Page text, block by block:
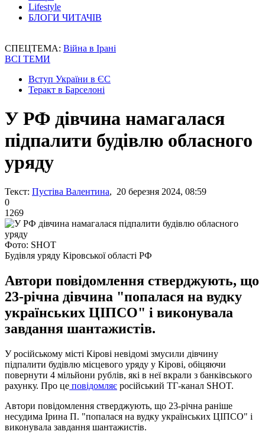
Lifestyle
БЛОГИ ЧИТАЧІВ
СПЕЦТЕМА: Війна в Ірані
ВСІ ТЕМИ
Вступ України в ЄС
Теракт в Барселоні
У РФ дівчина намагалася
підпалити будівлю обласного
уряду
Текст: Пустіва Валентина, 20 березня 2024, 08:59
0
1269
Фото: SHOT
Будівля уряду Кіровської області РФ
Автори повідомлення стверджують, що
23-річна дівчина "попалася на вудку
українських ЦІПСО" і виконувала
завдання шантажистів.
У російському місті Кірові невідомі змусили дівчину
підпалити будівлю місцевого уряду у Кірові, обіцяючи
повернути 4 мільйони рублів, які в неї вкрали з банківського
рахунку. Про це повідомляє російський ТГ-канал SHOT.
Автори повідомлення стверджують, що 23-річна раніше
несудима Ірина П. "попалася на вудку українських ЦІПСО" і
виконувала завдання шантажистів.